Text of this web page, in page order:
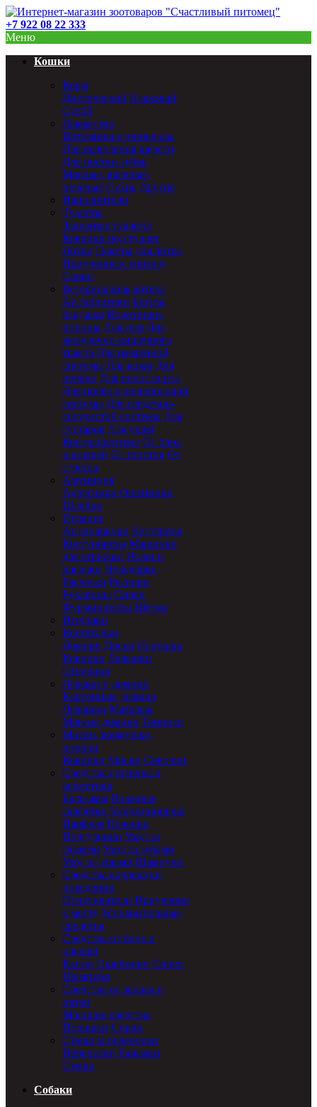
+7 922 08 22 333
Меню
Кошки
Корм
Диетический Влажный
Сухой
Лакомства
Витамины и минералы
Для выведения шерсти
Для чистки зубов
Мясные, вяленые,
печеные Сухие Другие
Наполнители
Туалеты
Закрытые туалеты
Коврики под туалет
Лотки Пакеты для лотка
Приучение к унитазу
Совки
Ветеринарная аптека
Антибиотики Бинты,
бандажи Воротники,
попоны Для глаз Для
желудочно-кишечного
тракта Для иммунной
системы Для кожи Для
печени Для полости рта
Для почек и мочеполовой
системы Для сердечно-
сосудистой системы Для
суставов Для ушей
Контрацептивы От блох
и клещей От глистов От
стресса
Амуниция
Адресники Ошейники
Шлейки
Груминг
Антицарапки Когтерезы
Колтунорезы Машинки
для стрижки Ножи и
насадки Пуходерки
Расчески Резинки
Рукавицы Спреи
Фурминаторы Щетки
Игрушки
Когтеточки
Домики Доски Игрушки
Коврики Лежанки
Столбики
Лежаки и домики
Картонные домики
Лежанки Матрасы
Мягкие домики Тоннели
Миски, кормушки,
поилки
Коврики Миски Совочки
Средства гигиены и
косметика
Бальзамы Влажные
салфетки Кондиционеры
Парфюм Пеленки
Подгузники Уход за
глазами Уход за зубами
Уход за ушами Шампуни
Средства коррекции
поведения
Отпугиватели Приучение
к месту Успокоительные
средства
Средства от блох и
клещей
Капли Ошейники Спреи
Шампуни
Средства от запаха и
пятен
Моющие средства
Порошки Спреи
Сумки и переноски
Переноски Рюкзаки
Сумки
Собаки